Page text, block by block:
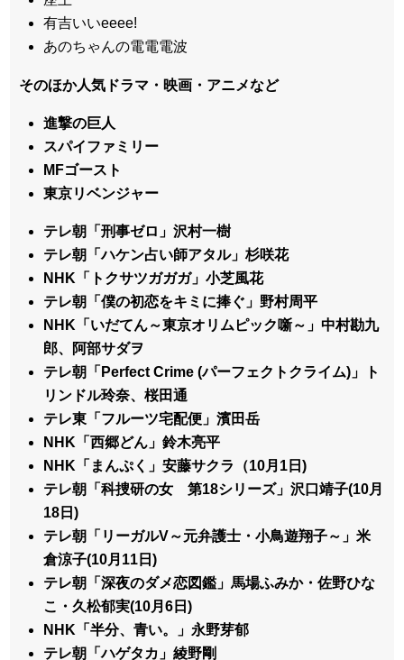
有吉いいeeee!
あのちゃんの電電電波
そのほか人気ドラマ・映画・アニメなど
進撃の巨人
スパイファミリー
MFゴースト
東京リベンジャー
テレ朝「刑事ゼロ」沢村一樹
テレ朝「ハケン占い師アタル」杉咲花
NHK「トクサツガガガ」小芝風花
テレ朝「僕の初恋をキミに捧ぐ」野村周平
NHK「いだてん～東京オリムピック噺～」中村勘九
郎、阿部サダヲ
テレ朝「Perfect Crime (パーフェクトクライム)」ト
リンドル玲奈、桜田通
テレ東「フルーツ宅配便」濱田岳
NHK「西郷どん」鈴木亮平
NHK「まんぷく」安藤サクラ（10月1日)
テレ朝「科捜研の女 第18シリーズ」沢口靖子(10月
18日)
テレ朝「リーガルV～元弁護士・小鳥遊翔子～」米
倉涼子(10月11日)
テレ朝「深夜のダメ恋図鑑」馬場ふみか・佐野ひな
こ・久松郁実(10月6日)
NHK「半分、青い。」永野芽郁
テレ朝「ハゲタカ」綾野剛